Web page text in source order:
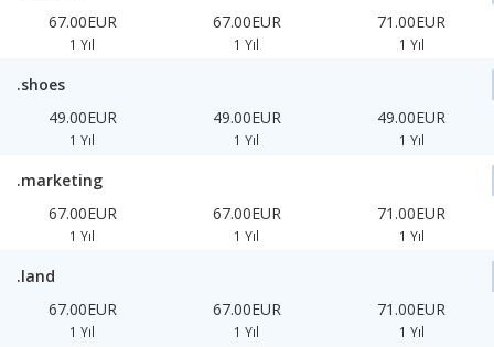
67.00EUR
1 Yıl
67.00EUR
1 Yıl
71.00EUR
1 Yıl
.shoes
49.00EUR
1 Yıl
49.00EUR
1 Yıl
49.00EUR
1 Yıl
.marketing
67.00EUR
1 Yıl
67.00EUR
1 Yıl
71.00EUR
1 Yıl
.land
67.00EUR
1 Yıl
67.00EUR
1 Yıl
71.00EUR
1 Yıl